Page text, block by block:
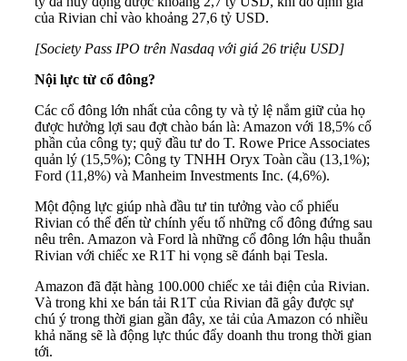
của Rivian chỉ vào khoảng 27,6 tỷ USD.
[Society Pass IPO trên Nasdaq với giá 26 triệu USD]
Nội lực từ cổ đông?
Các cổ đông lớn nhất của công ty và tỷ lệ nắm giữ của họ
được hưởng lợi sau đợt chào bán là: Amazon với 18,5% cổ
phần của công ty; quỹ đầu tư do T. Rowe Price Associates
quản lý (15,5%); Công ty TNHH Oryx Toàn cầu (13,1%);
Ford (11,8%) và Manheim Investments Inc. (4,6%).
Một động lực giúp nhà đầu tư tin tưởng vào cổ phiếu
Rivian có thể đến từ chính yếu tố những cổ đông đứng sau
nêu trên. Amazon và Ford là những cổ đông lớn hậu thuẫn
Rivian với chiếc xe R1T hi vọng sẽ đánh bại Tesla.
Amazon đã đặt hàng 100.000 chiếc xe tải điện của Rivian.
Và trong khi xe bán tải R1T của Rivian đã gây được sự
chú ý trong thời gian gần đây, xe tải của Amazon có nhiều
khả năng sẽ là động lực thúc đẩy doanh thu trong thời gian
tới.